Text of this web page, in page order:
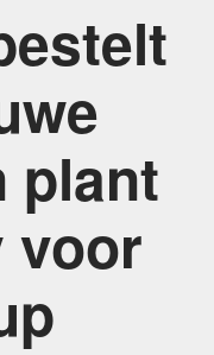
plant
voor